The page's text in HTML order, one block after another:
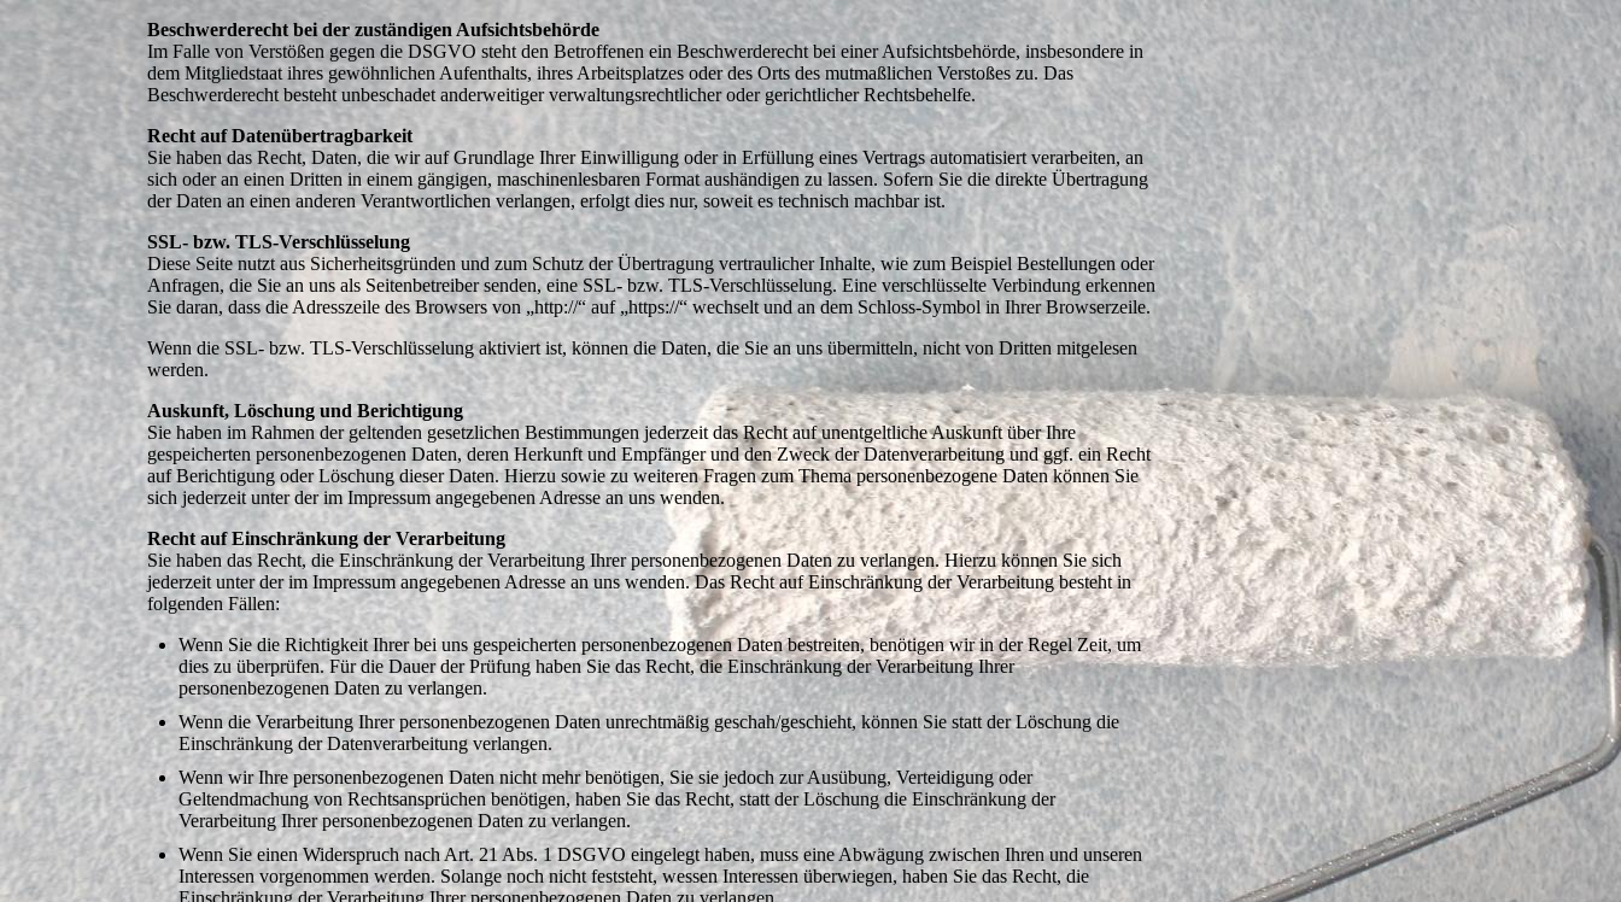
Beschwerderecht bei der zuständigen Aufsichtsbehörde
Im Falle von Verstößen gegen die DSGVO steht den Betroffenen ein Beschwerderecht bei einer Aufsichtsbehörde, insbesondere in
dem Mitgliedstaat ihres gewöhnlichen Aufenthalts, ihres Arbeitsplatzes oder des Orts des mutmaßlichen Verstoßes zu. Das
Beschwerderecht besteht unbeschadet anderweitiger verwaltungsrechtlicher oder gerichtlicher Rechtsbehelfe.
Recht auf Datenübertragbarkeit
Sie haben das Recht, Daten, die wir auf Grundlage Ihrer Einwilligung oder in Erfüllung eines Vertrags automatisiert verarbeiten, an
sich oder an einen Dritten in einem gängigen, maschinenlesbaren Format aushändigen zu lassen. Sofern Sie die direkte Übertragung
der Daten an einen anderen Verantwortlichen verlangen, erfolgt dies nur, soweit es technisch machbar ist.
SSL- bzw. TLS-Verschlüsselung
Diese Seite nutzt aus Sicherheitsgründen und zum Schutz der Übertragung vertraulicher Inhalte, wie zum Beispiel Bestellungen oder
Anfragen, die Sie an uns als Seitenbetreiber senden, eine SSL- bzw. TLS-Verschlüsselung. Eine verschlüsselte Verbindung erkennen
Sie daran, dass die Adresszeile des Browsers von „http://“ auf „https://“ wechselt und an dem Schloss-Symbol in Ihrer Browserzeile.
Wenn die SSL- bzw. TLS-Verschlüsselung aktiviert ist, können die Daten, die Sie an uns übermitteln, nicht von Dritten mitgelesen
werden.
Auskunft, Löschung und Berichtigung
Sie haben im Rahmen der geltenden gesetzlichen Bestimmungen jederzeit das Recht auf unentgeltliche Auskunft über Ihre
gespeicherten personenbezogenen Daten, deren Herkunft und Empfänger und den Zweck der Datenverarbeitung und ggf. ein Recht
auf Berichtigung oder Löschung dieser Daten. Hierzu sowie zu weiteren Fragen zum Thema personenbezogene Daten können Sie
sich jederzeit unter der im Impressum angegebenen Adresse an uns wenden.
Recht auf Einschränkung der Verarbeitung
Sie haben das Recht, die Einschränkung der Verarbeitung Ihrer personenbezogenen Daten zu verlangen. Hierzu können Sie sich
jederzeit unter der im Impressum angegebenen Adresse an uns wenden. Das Recht auf Einschränkung der Verarbeitung besteht in
folgenden Fällen:
Wenn Sie die Richtigkeit Ihrer bei uns gespeicherten personenbezogenen Daten bestreiten, benötigen wir in der Regel Zeit, um
dies zu überprüfen. Für die Dauer der Prüfung haben Sie das Recht, die Einschränkung der Verarbeitung Ihrer
personenbezogenen Daten zu verlangen.
Wenn die Verarbeitung Ihrer personenbezogenen Daten unrechtmäßig geschah/geschieht, können Sie statt der Löschung die
Einschränkung der Datenverarbeitung verlangen.
Wenn wir Ihre personenbezogenen Daten nicht mehr benötigen, Sie sie jedoch zur Ausübung, Verteidigung oder
Geltendmachung von Rechtsansprüchen benötigen, haben Sie das Recht, statt der Löschung die Einschränkung der
Verarbeitung Ihrer personenbezogenen Daten zu verlangen.
Wenn Sie einen Widerspruch nach Art. 21 Abs. 1 DSGVO eingelegt haben, muss eine Abwägung zwischen Ihren und unseren
Interessen vorgenommen werden. Solange noch nicht feststeht, wessen Interessen überwiegen, haben Sie das Recht, die
Einschränkung der Verarbeitung Ihrer personenbezogenen Daten zu verlangen.